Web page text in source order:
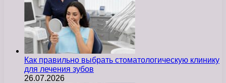
Как правильно выбрать стоматологическую клинику
для лечения зубов
26.07.2026